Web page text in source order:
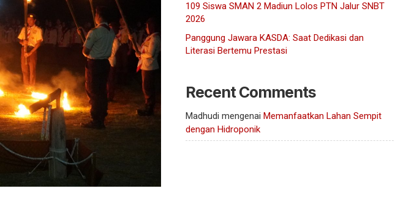
109 Siswa SMAN 2 Madiun Lolos PTN Jalur SNBT
2026
Panggung Jawara KASDA: Saat Dedikasi dan
Literasi Bertemu Prestasi
Recent Comments
Madhudi mengenai Memanfaatkan Lahan Sempit
dengan Hidroponik